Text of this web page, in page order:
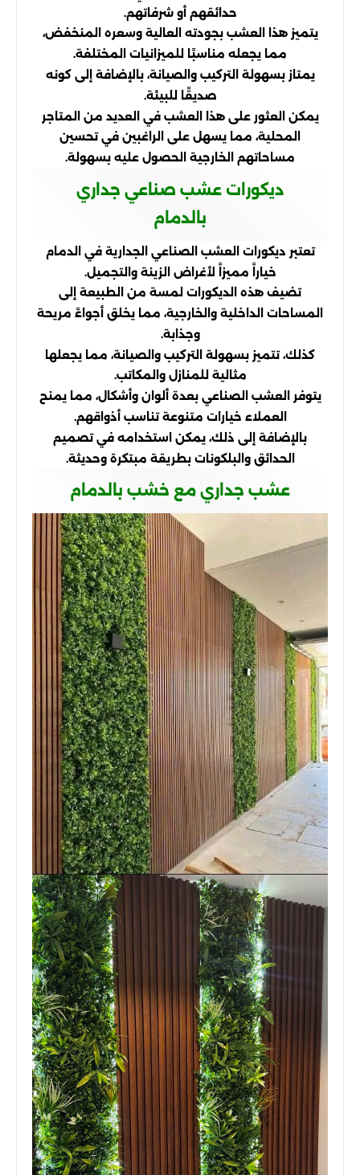
حدائقهم أو شرفاتهم.
يتميز هذا العشب بجودته العالية وسعره المنخفض،
مما يجعله مناسبًا للميزانيات المختلفة.
يمتاز بسهولة التركيب والصيانة، بالإضافة إلى كونه
صديقًا للبيئة.
يمكن العثور على هذا العشب في العديد من المتاجر
المحلية، مما يسهل على الراغبين في تحسين
مساحاتهم الخارجية الحصول عليه بسهولة.
ديكورات عشب صناعي جداري
بالدمام
تعتبر ديكورات العشب الصناعي الجدارية في الدمام
خياراً مميزاً لأغراض الزينة والتجميل.
تضيف هذه الديكورات لمسة من الطبيعة إلى
المساحات الداخلية والخارجية، مما يخلق أجواءً مريحة
وجذابة.
كذلك، تتميز بسهولة التركيب والصيانة، مما يجعلها
مثالية للمنازل والمكاتب.
يتوفر العشب الصناعي بعدة ألوان وأشكال، مما يمنح
العملاء خيارات متنوعة تناسب أذواقهم.
بالإضافة إلى ذلك، يمكن استخدامه في تصميم
الحدائق والبلكونات بطريقة مبتكرة وحديثة.
عشب جداري مع خشب بالدمام